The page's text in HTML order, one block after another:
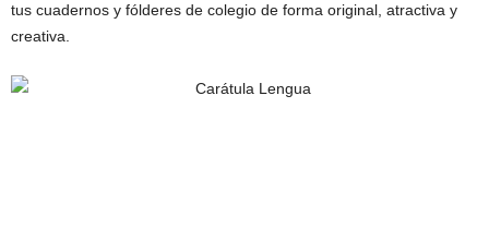
tus cuadernos y fólderes de colegio de forma original, atractiva y
creativa.